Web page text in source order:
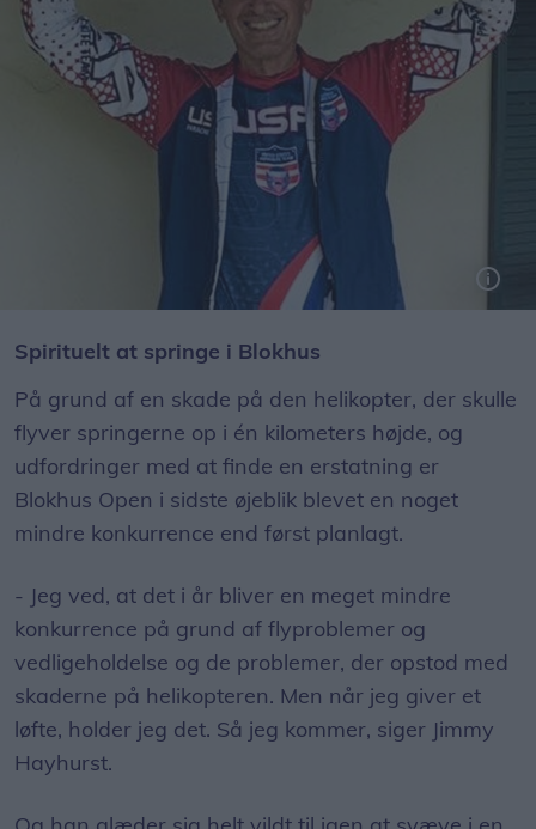
Spirituelt at springe i Blokhus
På grund af en skade på den helikopter, der skulle
flyver springerne op i én kilometers højde, og
udfordringer med at finde en erstatning er
Blokhus Open i sidste øjeblik blevet en noget
mindre konkurrence end først planlagt.
- Jeg ved, at det i år bliver en meget mindre
konkurrence på grund af flyproblemer og
vedligeholdelse og de problemer, der opstod med
skaderne på helikopteren. Men når jeg giver et
løfte, holder jeg det. Så jeg kommer, siger Jimmy
Hayhurst.